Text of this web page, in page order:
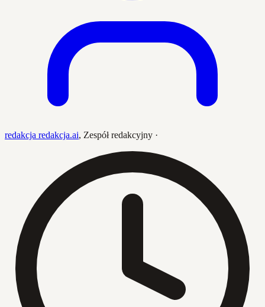
redakcja redakcja.ai, Zespół redakcyjny ·